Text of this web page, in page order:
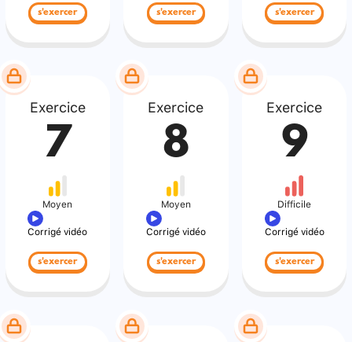
s'exercer s'exercer s'exercer
Exercice
7
Moyen
Corrigé vidéo
s'exercer
Exercice
8
Moyen
Corrigé vidéo
s'exercer
Exercice
9
Difficile
Corrigé vidéo
s'exercer